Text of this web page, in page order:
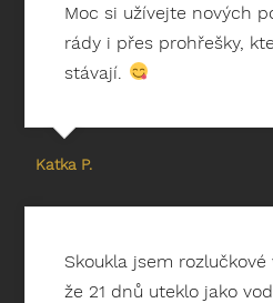
Moc si užívejte nových
rády i přes prohřešky,
stávají.
Katka P.
Skoukla jsem rozlučkové
že 21 dnů uteklo jako